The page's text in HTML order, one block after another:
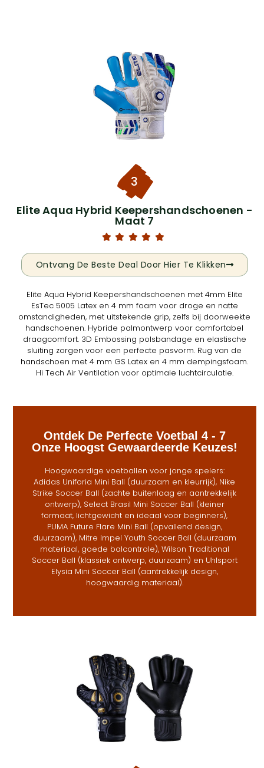
3
Elite Aqua Hybrid Keepershandschoenen -
Maat 7
Ontvang De Beste Deal Door Hier Te Klikken
Elite Aqua Hybrid Keepershandschoenen met 4mm Elite
EsTec 5005 Latex en 4 mm foam voor droge en natte
omstandigheden, met uitstekende grip, zelfs bij doorweekte
handschoenen. Hybride palmontwerp voor comfortabel
draagcomfort. 3D Embossing polsbandage en elastische
sluiting zorgen voor een perfecte pasvorm. Rug van de
handschoen met 4 mm GS Latex en 4 mm dempingsfoam.
Hi Tech Air Ventilation voor optimale luchtcirculatie.
Ontdek De Perfecte Voetbal 4 - 7
Onze Hoogst Gewaardeerde Keuzes!
Hoogwaardige voetballen voor jonge spelers:
Adidas Uniforia Mini Ball (duurzaam en kleurrijk), Nike
Strike Soccer Ball (zachte buitenlaag en aantrekkelijk
ontwerp), Select Brasil Mini Soccer Ball (kleiner
formaat, lichtgewicht en ideaal voor beginners),
PUMA Future Flare Mini Ball (opvallend design,
duurzaam), Mitre Impel Youth Soccer Ball (duurzaam
materiaal, goede balcontrole), Wilson Traditional
Soccer Ball (klassiek ontwerp, duurzaam) en Uhlsport
Elysia Mini Soccer Ball (aantrekkelijk design,
hoogwaardig materiaal).